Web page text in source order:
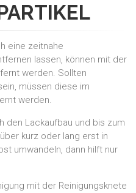
eine zeitnahe
lassen, können mit der
werden. Sollten
müssen diese im
werden.
den Lackaufbau und bis zum
kurz oder lang erst in
umwandeln, dann hilft nur
mit der Reinigungsknete